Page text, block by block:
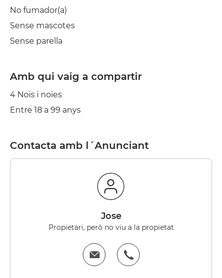
No fumador(a)
Sense mascotes
Sense parella
Amb qui vaig a compartir
4 Nois i noies
Entre 18 a 99 anys
Contacta amb l´Anunciant
Jose
Propietari, però no viu a la propietat